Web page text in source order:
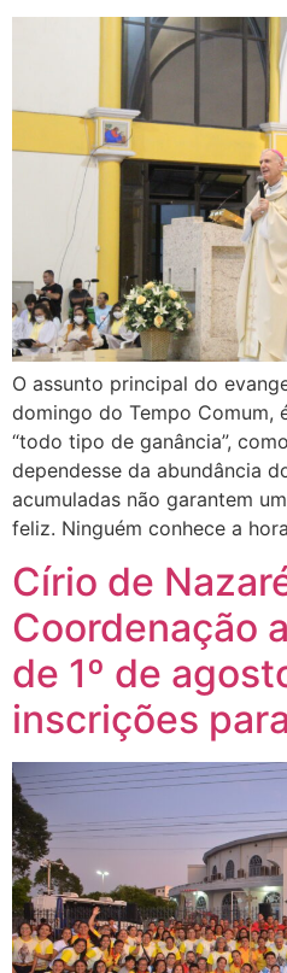
O assunto principal do
domingo do Tempo Comum,
“todo tipo de ganância”,
dependesse da abundância
acumuladas não garantem
feliz. Ninguém conhece a
Círio de
Coordenação
de 1º de
inscrições